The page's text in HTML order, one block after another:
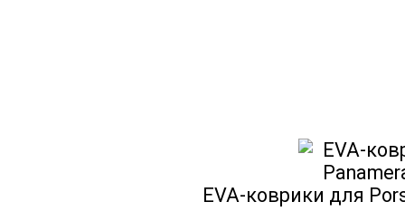
EVA-коврики для